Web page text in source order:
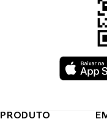
PRODUTO